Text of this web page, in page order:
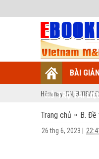
BÀI
HỖ TRỢ TÀI
Hôm nay: CN, 9/08/
Trang chủ B. Đề
26 thg 6, 2023